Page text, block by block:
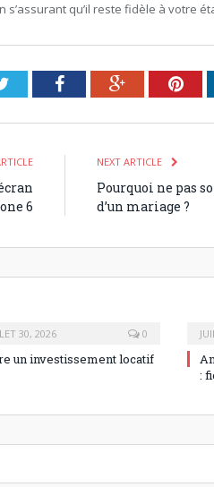
s’assurant qu’il reste fidèle à votre
TwitterFacebookGoogle+
6
NEXT ARTICLE
Pourquoi ne pas
d’un mariage ?
30, 2026 0
un investissement locatif
: